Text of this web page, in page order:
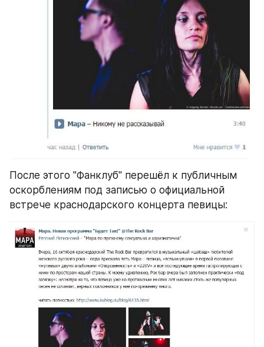
После этого "Фанклуб" перешёл к публичным
оскорблениям под записью о официальной
встрече краснодарского концерта певицы: